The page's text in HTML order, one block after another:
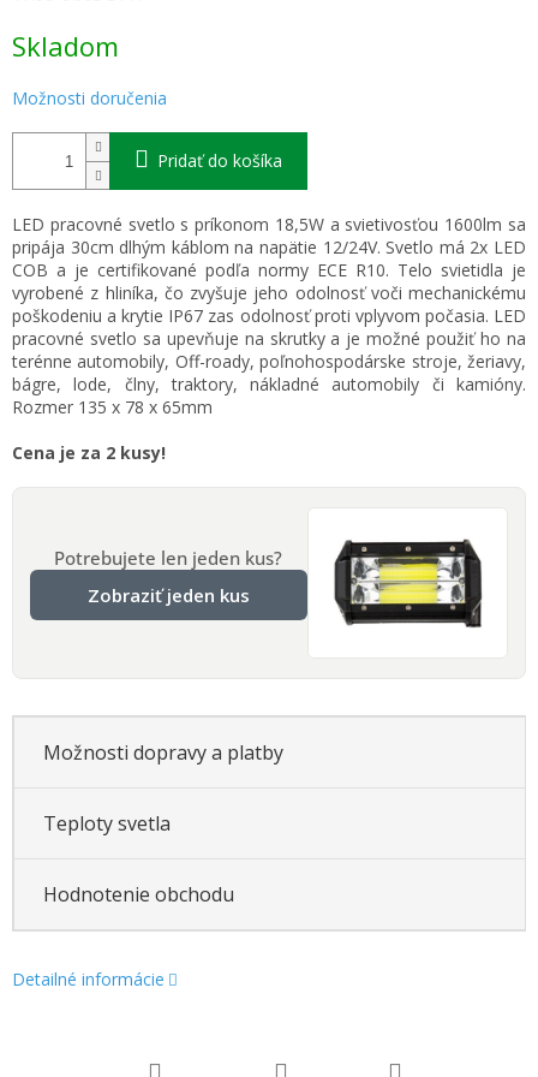
cena:
Skladom
Možnosti doručenia
Pridať do košíka
LED pracovné svetlo s príkonom 18,5W a svietivosťou 1600lm sa
pripája 30cm dlhým káblom na napätie 12/24V. Svetlo má 2x LED
COB a je certifikované podľa normy ECE R10. Telo svietidla je
vyrobené z hliníka, čo zvyšuje jeho odolnosť voči mechanickému
poškodeniu a krytie IP67 zas odolnosť proti vplyvom počasia. LED
pracovné svetlo sa upevňuje na skrutky a je možné použiť ho na
terénne automobily, Off-roady, poľnohospodárske stroje, žeriavy,
bágre, lode, člny, traktory, nákladné automobily či kamióny.
Rozmer 135 x 78 x 65mm
Cena je za 2 kusy!
Potrebujete len jeden kus?
Zobraziť jeden kus
Možnosti dopravy a platby
Teploty svetla
Hodnotenie obchodu
Detailné informácie